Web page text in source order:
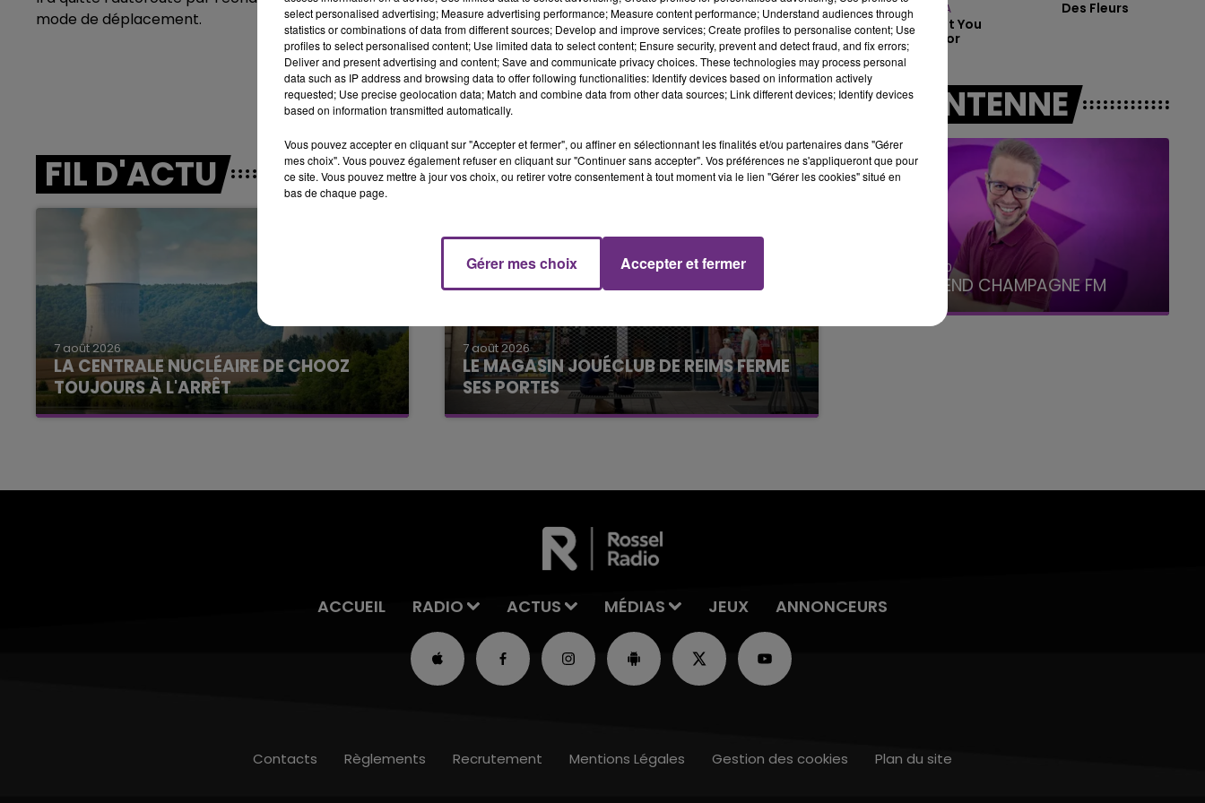
LE WEEK-END CHAMPAGNE FM
16h00 - 20h00
LE WEEK-END CHAMPAGNE FM
7h00 - 12h00
LE WEEK-END CHAMPAGNE FM
mode de déplacement.
FIL D'ACTU
7 août 2026
LA CENTRALE NUCLÉAIRE DE CHOOZ
TOUJOURS À L'ARRÊT
Cela fait déjà une semaine que la centrale
7 août 2026
LE MAGASIN JOUÉCLUB DE REIMS FERME
SES PORTES
C'était l'une des institutions du centre-ville
RIHANNA
This Is What You
Came For
Des Fleurs
A L'ANTENNE
FM LE WEEK-END CHAMPAGNE FM
7h00 - 12h00
LE WEEK-END CHAMPAGNE FM
16h00 - 20h00
LE WEEK-END CHAMPAGNE FM
ACCUEIL RADIO ACTUS MÉDIAS JEUX ANNONCEURS
Contacts Règlements Recrutement Mentions Légales Gestion des cookies Plan du site
select personalised advertising; Measure advertising performance; Measure content performance; Understand audiences through
statistics or combinations of data from different sources; Develop and improve services; Create profiles to personalise content; Use
profiles to select personalised content; Use limited data to select content; Ensure security, prevent and detect fraud, and fix errors;
Deliver and present advertising and content; Save and communicate privacy choices. These technologies may process personal
data such as IP address and browsing data to offer following functionalities: Identify devices based on information actively
requested; Use precise geolocation data; Match and combine data from other data sources; Link different devices; Identify devices
based on information transmitted automatically.
Vous pouvez accepter en cliquant sur "Accepter et fermer", ou affiner en sélectionnant les finalités et/ou partenaires dans "Gérer
mes choix". Vous pouvez également refuser en cliquant sur "Continuer sans accepter". Vos préférences ne s'appliqueront que pour
ce site. Vous pouvez mettre à jour vos choix, ou retirer votre consentement à tout moment via le lien "Gérer les cookies" situé en
bas de chaque page.
Gérer mes choix Accepter et fermer